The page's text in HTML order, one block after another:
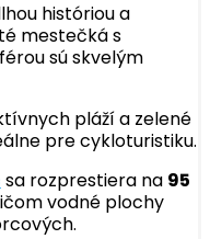
históriou a
mestečká s
sú skvelým
pláží a zelené
pre cykloturistiku.
sa rozprestiera na 95
vodné plochy